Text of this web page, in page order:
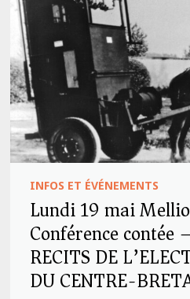
INFOS ET ÉVÉNEMENTS
Lundi 19 mai
Conférence contée
RECITS DE
DU CENTRE-